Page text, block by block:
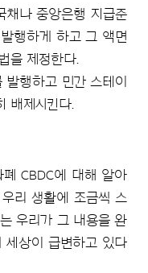
나 중앙은행 지급준
행하게 하고 그 액면
을 제정한다.
행하고 민간 스테이
배제시킨다.
CBDC에 대해 알아
리 생활에 조금씩 스
우리가 그 내용을 완
세상이 급변하고 있다